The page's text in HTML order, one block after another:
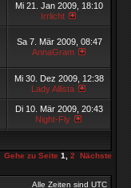
Mi 21. Jan 2009, 18:10
Irrlicht
Sa 7. Mär 2009, 08:47
AnnaGram
Mi 30. Dez 2009, 12:38
Lady Allista
Di 10. Mär 2009, 20:43
Night-Fly
Gehe zu Seite 1 2 Nächste
Alle Zeiten sind UTC